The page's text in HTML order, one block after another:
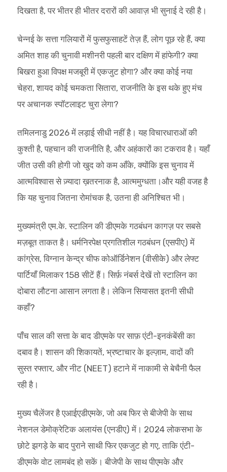
दिखता है, पर भीतर ही भीतर दरारों की आवाज़ भी सुनाई दे रही है।
चेन्नई के सत्ता गलियारों में फुसफुसाहटें तेज़ हैं, लोग पूछ रहे हैं, क्या
अमित शाह की चुनावी मशीनरी पहली बार दक्षिण में हांफेगी? क्या
बिखरा हुआ विपक्ष मजबूरी में एकजुट होगा? और क्या कोई नया
चेहरा, शायद कोई चमकता सितारा, राजनीति के इस थके हुए मंच
पर अचानक स्पॉटलाइट चुरा लेगा?
तमिलनाडु 2026 में लड़ाई सीधी नहीं है। यह विचारधाराओं की
कुश्ती है, पहचान की राजनीति है, और अहंकारों का टकराव है। यहाँ
जीत उसी की होगी जो खुद को कम आँके, क्योंकि इस चुनाव में
आत्मविश्वास से ज़्यादा ख़तरनाक है, आत्ममुग्धता।और यही वजह है
कि यह चुनाव जितना रोमांचक है, उतना ही अनिश्चित भी।
मुख्यमंत्री एम.के. स्टालिन की डीएमके गठबंधन कागज़ पर सबसे
मज़बूत ताकत है। धर्मनिरपेक्ष प्रगतिशील गठबंधन (एसपीए) में
कांग्रेस, विग्नान केन्द्र चीफ कोऑर्डिनेशन (वीसीके) और लेफ्ट
पार्टियाँ मिलाकर 158 सीटें हैं। सिर्फ़ नंबर्स देखें तो स्टालिन का
दोबारा लौटना आसान लगता है। लेकिन सियासत इतनी सीधी
कहाँ?
पाँच साल की सत्ता के बाद डीएमके पर साफ़ एंटी-इनकंबेंसी का
दबाव है। शासन की शिकायतें, भ्रष्टाचार के इल्ज़ाम, वादों की
सुस्त रफ्तार, और नीट (NEET) हटाने में नाकामी से बेचैनी फैल
रही है।
मुख्य चैलेंजर है एआईएडीएमके, जो अब फिर से बीजेपी के साथ
नेशनल डेमोक्रेटिक अलायंस (एनडीए) में। 2024 लोकसभा के
छोटे झगड़े के बाद पुराने साथी फिर एकजुट हो गए, ताकि एंटी-
डीएमके वोट लामबंद हो सकें। बीजेपी के साथ पीएमके और